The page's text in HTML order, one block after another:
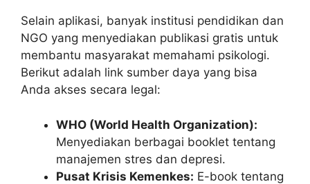
Selain aplikasi, banyak institusi pendidikan dan
NGO yang menyediakan publikasi gratis untuk
membantu masyarakat memahami psikologi.
Berikut adalah link sumber daya yang bisa
Anda akses secara legal:
WHO (World Health Organization):
Menyediakan berbagai booklet tentang
manajemen stres dan depresi.
Pusat Krisis Kemenkes: E-book tentang